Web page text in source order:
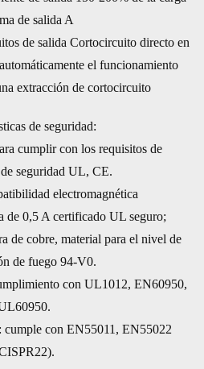
de salida A
de salida Cortocircuito directo en
el funcionamiento
extracción de cortocircuito
de seguridad:
cumplir con los requisitos de
seguridad UL, CE.
electromagnética
de 0,5 A certificado UL seguro;
de cobre, material para el nivel de
de fuego 94-V0.
con UL1012, EN60950,
con EN55011, EN55022